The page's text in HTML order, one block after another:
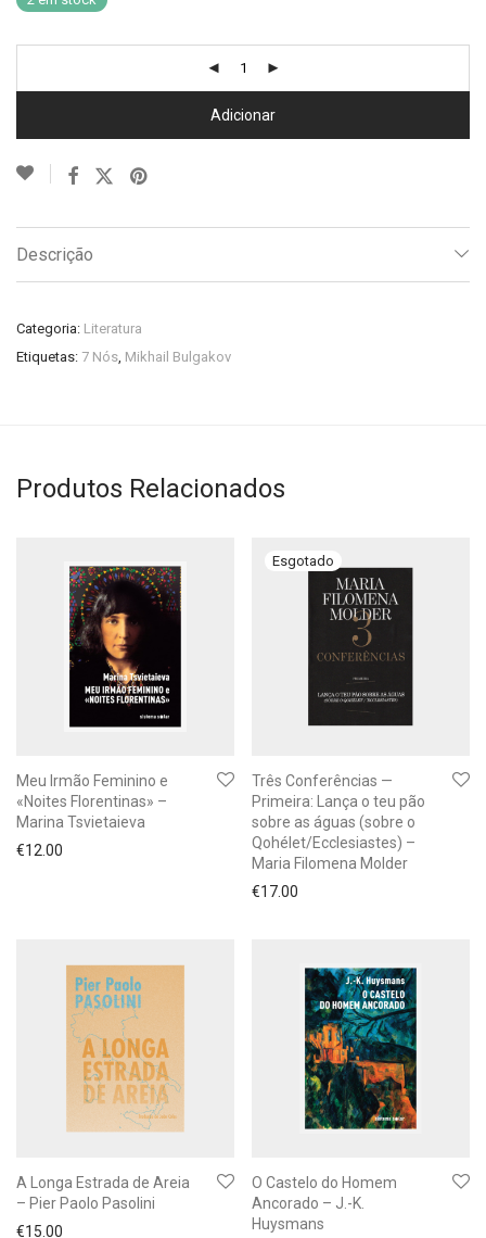
Adicionar
Descrição
Categoria: Literatura
Etiquetas: 7 Nós, Mikhail Bulgakov
Produtos Relacionados
Meu Irmão Feminino e
«Noites Florentinas» –
Marina Tsvietaieva
€12.00
Três Conferências —
Primeira: Lança o teu pão
sobre as águas (sobre o
Qohélet/Ecclesiastes) –
Maria Filomena Molder
€17.00
A Longa Estrada de Areia
– Pier Paolo Pasolini
€15.00
O Castelo do Homem
Ancorado – J.-K.
Huysmans